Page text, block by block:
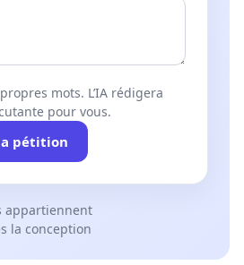
mots. L’IA rédigera
pour vous.
pétition
appartiennent
la conception